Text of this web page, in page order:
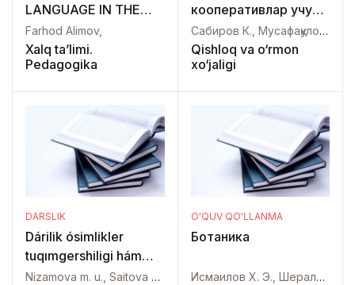
LANGUAGE IN THE
CONDITIONS OF
DIGITALIZATION
Farhod Alimov,
Xalq ta’limi.
Pedagogika
кооперативлар учун
амалий қўлланма
Сабиров К., Мусафақулов З.,
Qishloq va o‘rmon
xo‘jaligi
DARSLIK
Dárilik ósimlikler
tuqımgershiligi hám
nálshiligi
Nizamova m. u., Saitova a/ k/,
O'QUV QO'LLANMA
Ботаника
Исмаилов Х. Э., Шералиев А. Ш.,